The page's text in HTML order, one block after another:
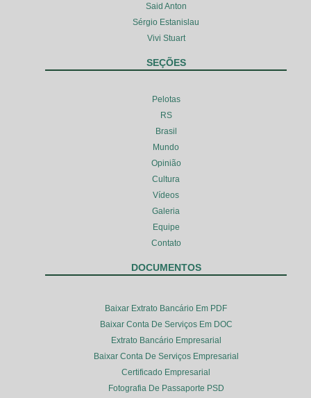
Said Anton
Sérgio Estanislau
Vivi Stuart
SEÇÕES
Pelotas
RS
Brasil
Mundo
Opinião
Cultura
Vídeos
Galeria
Equipe
Contato
DOCUMENTOS
Baixar Extrato Bancário Em PDF
Baixar Conta De Serviços Em DOC
Extrato Bancário Empresarial
Baixar Conta De Serviços Empresarial
Certificado Empresarial
Fotografia De Passaporte PSD